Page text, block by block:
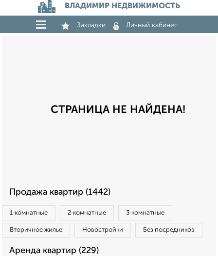
ВЛАДИМИР НЕДВИЖИМОСТЬ
Закладки Личный кабинет
СТРАНИЦА НЕ НАЙДЕНА!
Продажа квартир (1442)
1‑комнатные 2‑комнатные 3‑комнатные
Вторичное жилье Новостройки Без посредников
Аренда квартир (229)